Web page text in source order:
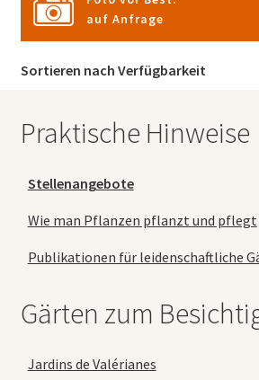
auf Anfrage
Sortieren nach Verfügbarkeit
Praktische Hinweise
Stellenangebote
Wie man Pflanzen pflanzt und pflegt
Publikationen für leidenschaftliche
Gärten zum
Jardins de Valérianes